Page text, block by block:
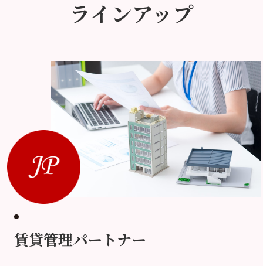
ラインアップ
賃貸管理パートナー